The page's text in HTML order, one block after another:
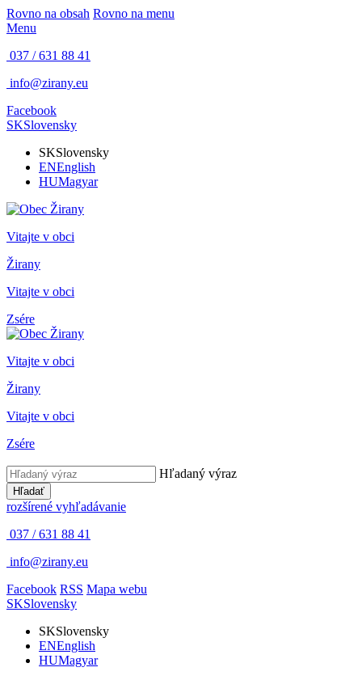
Rovno na obsah Rovno na menu
Menu
037 / 631 88 41
info@zirany.eu
Facebook
SKSlovensky
SKSlovensky
ENEnglish
HUMagyar
Vitajte v obci
Žirany
Vitajte v obci
Zsére
Vitajte v obci
Žirany
Vitajte v obci
Zsére
Hľadaný výraz
Hľadať
rozšírené vyhľadávanie
037 / 631 88 41
info@zirany.eu
Facebook RSS Mapa webu
SKSlovensky
SKSlovensky
ENEnglish
HUMagyar